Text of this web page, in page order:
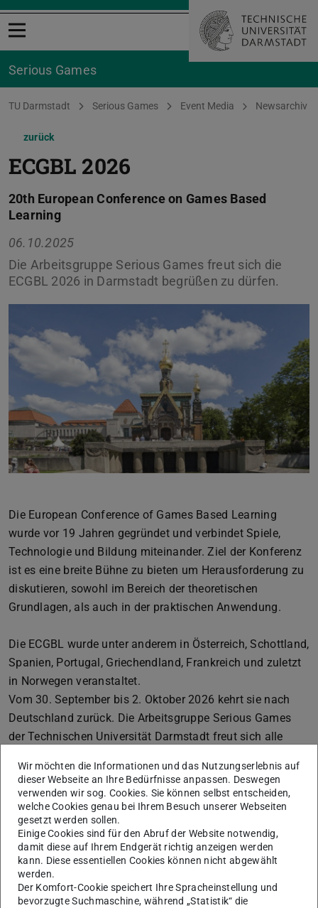
Menü öffnen
Serious Games
Sie befinden sich hier:
TU Darmstadt Serious Games Event Media Newsarchiv
zurück
ECGBL 2026
20th European Conference on Games Based
Learning
06.10.2025
Die Arbeitsgruppe Serious Games freut sich die
ECGBL 2026 in Darmstadt begrüßen zu dürfen.
Zurück Vor
Die European Conference of Games Based Learning
wurde vor 19 Jahren gegründet und verbindet Spiele,
Technologie und Bildung miteinander. Ziel der Konferenz
ist es eine breite Bühne zu bieten um Herausforderung zu
diskutieren, sowohl im Bereich der theoretischen
Grundlagen, als auch in der praktischen Anwendung.
Die ECGBL wurde unter anderem in Österreich, Schottland,
Spanien, Portugal, Griechendland, Frankreich und zuletzt
in Norwegen veranstaltet.
Vom 30. September bis 2. Oktober 2026 kehrt sie nach
Deutschland zurück. Die Arbeitsgruppe Serious Games
der Technischen Universität Darmstadt freut sich alle
Wir möchten die Informationen und das Nutzungserlebnis auf
dieser Webseite an Ihre Bedürfnisse anpassen. Deswegen
verwenden wir sog. Cookies. Sie können selbst entscheiden,
welche Cookies genau bei Ihrem Besuch unserer Webseiten
gesetzt werden sollen.
Einige Cookies sind für den Abruf der Website notwendig,
damit diese auf Ihrem Endgerät richtig anzeigen werden
kann. Diese essentiellen Cookies können nicht abgewählt
werden.
Der Komfort-Cookie speichert Ihre Spracheinstellung und
bevorzugte Suchmaschine, während „Statistik“ die